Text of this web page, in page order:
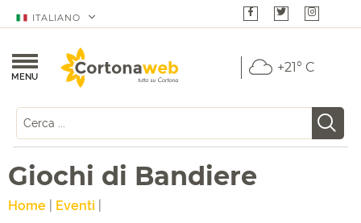
ITALIANO
MENU
+21° C
Giochi di Bandiere
Home Eventi